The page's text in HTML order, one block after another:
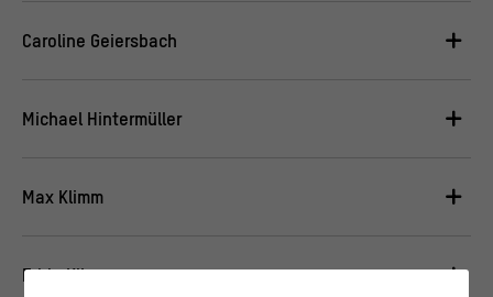
Caroline Geiersbach
Michael Hintermüller
Max Klimm
Edda Klipp